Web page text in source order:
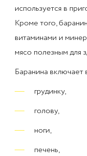
используется в
Кроме того,
витаминами и
мясо полезным для
Баранина включает
грудинку,
голову,
ноги,
печень,